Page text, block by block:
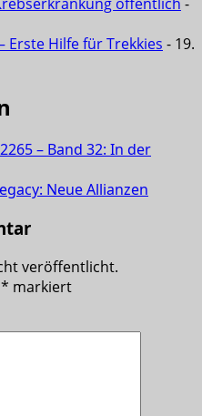
Erste Hilfe für Trekkies - 19.
– Band 32: In der
Neue Allianzen
veröffentlicht.
* markiert